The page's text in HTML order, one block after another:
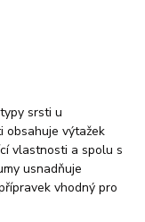
srsti u
obsahuje výtažek
vlastnosti a spolu s
usnadňuje
vhodný pro